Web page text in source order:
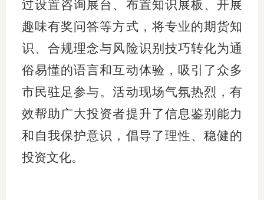
投教委
调解委
联系方
过设置咨询展台、布置知识展板、开展
趣味有奖问答等方式，将专业的期货知
识、合规理念与风险识别技巧转化为通
俗易懂的语言和互动体验，吸引了众多
市民驻足参与。活动现场气氛热烈，有
效帮助广大投资者提升了信息鉴别能力
和自我保护意识，倡导了理性、稳健的
投资文化。